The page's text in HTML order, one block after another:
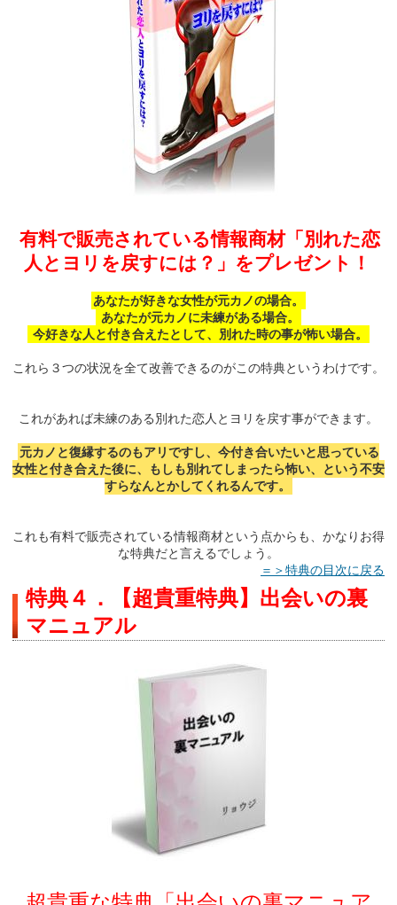
有料で販売されている情報商材「別れた恋
人とヨリを戻すには？」をプレゼント！
あなたが好きな女性が元カノの場合。
あなたが元カノに未練がある場合。
今好きな人と付き合えたとして、別れた時の事が怖い場合。
これら３つの状況を全て改善できるのがこの特典というわけです。
これがあれば未練のある別れた恋人とヨリを戻す事ができます。
元カノと復縁するのもアリですし、今付き合いたいと思っている
女性と付き合えた後に、もしも別れてしまったら怖い、という不安
すらなんとかしてくれるんです。
これも有料で販売されている情報商材という点からも、かなりお得
な特典だと言えるでしょう。
＝＞特典の目次に戻る
特典４．【超貴重特典】出会いの裏
マニュアル